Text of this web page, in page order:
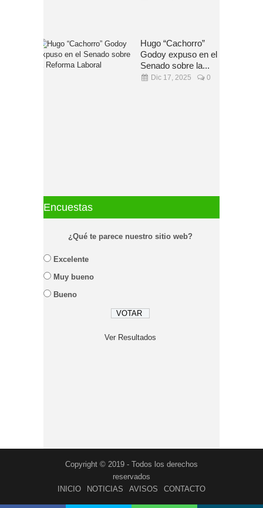
Hugo “Cachorro”
Godoy expuso en el
Senado sobre la...
Dic 17, 2025 0
Encuestas
¿Qué te parece nuestro sitio web?
Excelente
Muy bueno
Bueno
Ver Resultados
Copyright © 2019 - Todos los derechos
reservados
INICIO
NOTICIAS AVISOS CONTACTO